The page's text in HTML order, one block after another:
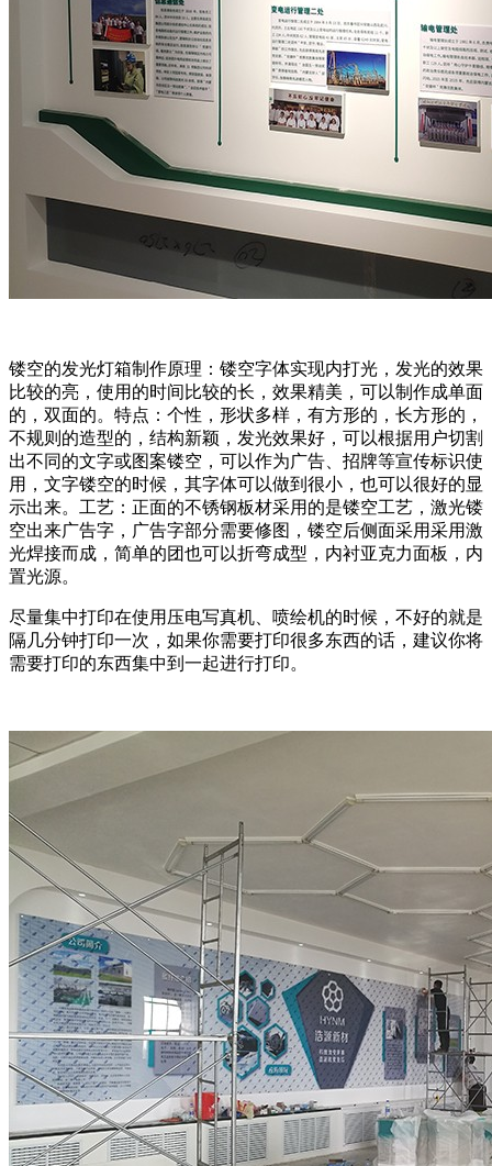
镂空的发光灯箱制作原理：镂空字体实现内打光，发光的效果
比较的亮，使用的时间比较的长，效果精美，可以制作成单面
的，双面的。特点：个性，形状多样，有方形的，长方形的，
不规则的造型的，结构新颖，发光效果好，可以根据用户切割
出不同的文字或图案镂空，可以作为广告、招牌等宣传标识使
用，文字镂空的时候，其字体可以做到很小，也可以很好的显
示出来。工艺：正面的不锈钢板材采用的是镂空工艺，激光镂
空出来广告字，广告字部分需要修图，镂空后侧面采用采用激
光焊接而成，简单的团也可以折弯成型，内衬亚克力面板，内
置光源。
尽量集中打印在使用压电写真机、喷绘机的时候，不好的就是
隔几分钟打印一次，如果你需要打印很多东西的话，建议你将
需要打印的东西集中到一起进行打印。